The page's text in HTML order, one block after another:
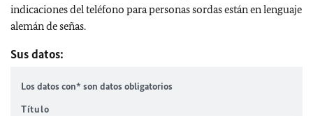
indicaciones del teléfono para personas sordas están en lenguaje
alemán de señas.
Sus datos:
Los datos con* son datos obligatorios
Título